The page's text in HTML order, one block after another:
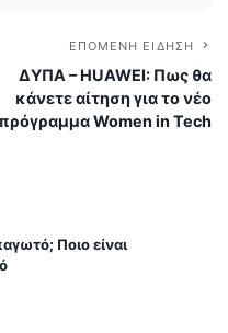
ΕΠΌΜΕΝΗ ΕΊΔΗΣΗ
ΔΥΠΑ – HUAWEI: Πως θα
κάνετε αίτηση για το νέο
πρόγραμμα Women in Tech
Ποιο είναι